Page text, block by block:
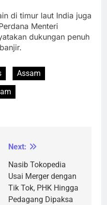
di timur laut India juga
Menteri
dukungan penuh
Assam
Next:
Nasib Tokopedia
Usai Merger dengan
Tik Tok, PHK Hingga
Pedagang Dipaksa